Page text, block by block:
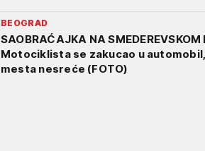
BEOGRAD
SAOBRAĆAJKA NA SMEDEREVSKOM
Motociklista se zakucao u
mesta nesreće (FOTO)